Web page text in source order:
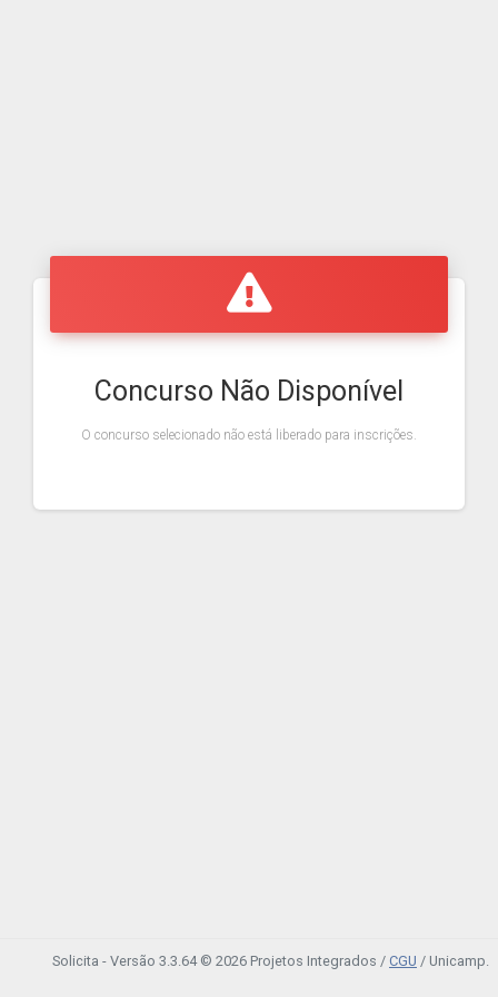
Concurso Não Disponível
O concurso selecionado não está liberado para inscrições.
Solicita - Versão 3.3.64 © 2026 Projetos Integrados / CGU / Unicamp.